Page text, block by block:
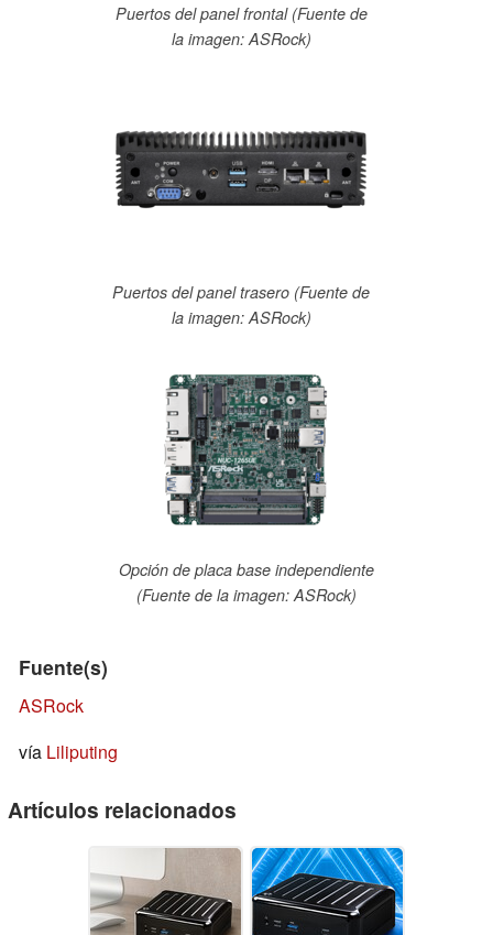
Puertos del panel frontal (Fuente de
la imagen: ASRock)
Puertos del panel trasero (Fuente de
la imagen: ASRock)
Opción de placa base independiente
(Fuente de la imagen: ASRock)
Fuente(s)
ASRock
vía Liliputing
Artículos relacionados